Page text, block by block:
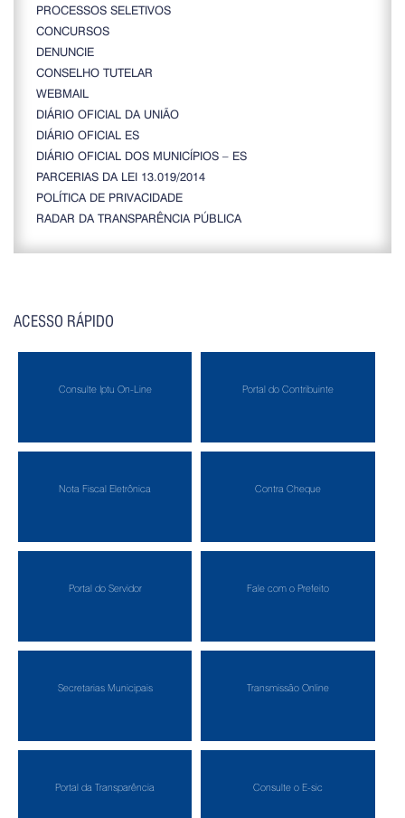
PROCESSOS SELETIVOS
CONCURSOS
DENUNCIE
CONSELHO TUTELAR
WEBMAIL
DIÁRIO OFICIAL DA UNIÃO
DIÁRIO OFICIAL ES
DIÁRIO OFICIAL DOS MUNICÍPIOS – ES
PARCERIAS DA LEI 13.019/2014
POLÍTICA DE PRIVACIDADE
RADAR DA TRANSPARÊNCIA PÚBLICA
ACESSO RÁPIDO
Consulte Iptu On-Line Portal do Contribuinte
Nota Fiscal Eletrônica Contra Cheque
Portal do Servidor Fale com o Prefeito
Secretarias Municipais Transmissão Online
Portal da Transparência Consulte o E-sic